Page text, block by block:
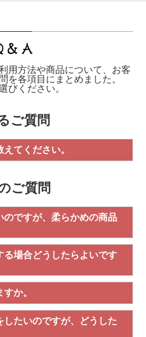
用方法や商品について、お客
を各項目にまとめました。
びください。
ご質問
てください。
ご質問
のですが、柔らかめの商品
る場合どうしたらよいです
か。
したいのですが、どうした